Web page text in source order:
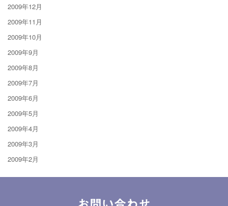
2009年12月
2009年11月
2009年10月
2009年9月
2009年8月
2009年7月
2009年6月
2009年5月
2009年4月
2009年3月
2009年2月